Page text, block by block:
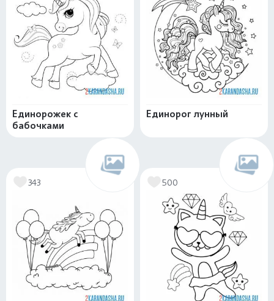
Единорожек с
бабочками
Единорог лунный
343 500